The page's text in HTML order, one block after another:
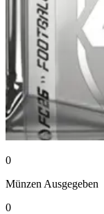
0
Münzen Ausgegeben
0